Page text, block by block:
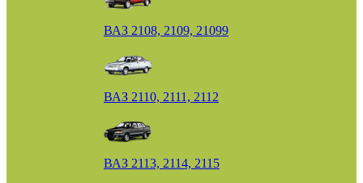
ВАЗ 2108, 2109, 21099
ВАЗ 2110, 2111, 2112
ВАЗ 2113, 2114, 2115